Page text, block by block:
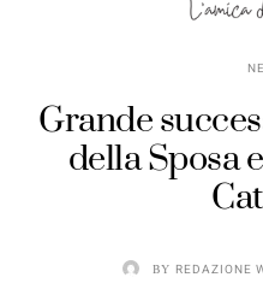
Grande
della Sposa
BY REDAZIONE